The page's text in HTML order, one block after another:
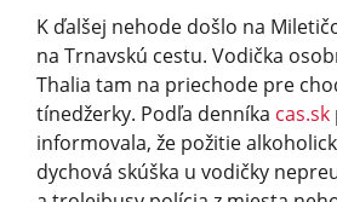
K ďalšej nehode došlo na
na Trnavskú cestu. Vodička
Thalia tam na priechode pre
tínedžerky. Podľa denníka cas.sk
informovala, že požitie
dychová skúška u vodičky